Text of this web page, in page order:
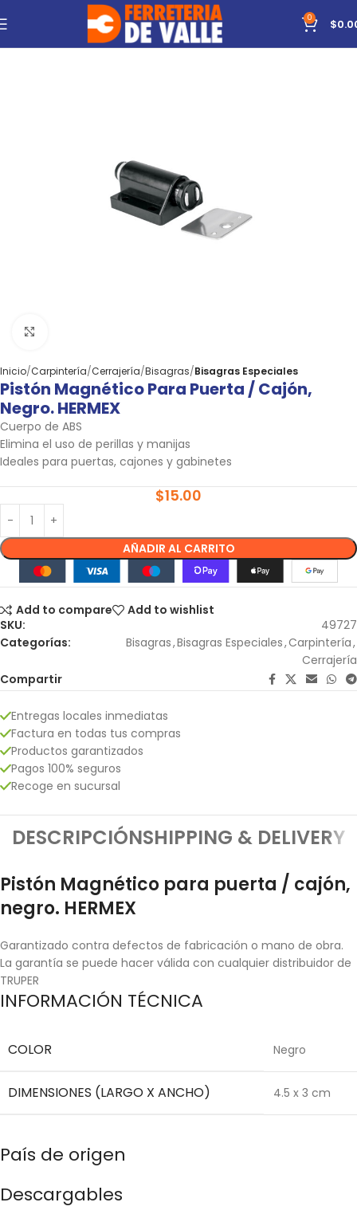
0 $
Inicio Carpintería Cerrajería Bisagras Bisagras Especiales
Pistón Magnético Para Puerta / Cajón,
Negro. HERMEX
Cuerpo de ABS
Elimina el uso de perillas y manijas
Ideales para puertas, cajones y gabinetes
$15.00
AÑADIR AL CARRITO
Add to compare
Add to wishlist
SKU:
49727
Categorías:
Bisagras,Bisagras Especiales,Carpintería,
Cerrajería
Compartir
Entregas locales inmediatas
Factura en todas tus compras
Productos garantizados
Pagos 100% seguros
Recoge en sucursal
DESCRIPCIÓNSHIPPING & DELIVERY
Pistón Magnético para puerta / cajón,
negro. HERMEX
Garantizado contra defectos de fabricación o mano de obra.
La garantía se puede hacer válida con cualquier distribuidor de
TRUPER
INFORMACIÓN TÉCNICA
COLOR Negro
DIMENSIONES (LARGO X ANCHO) 4.5 x 3 cm
País de origen
Descargables